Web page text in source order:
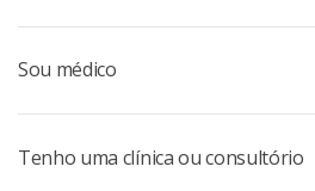
Sou médico
Tenho uma clínica ou consultório